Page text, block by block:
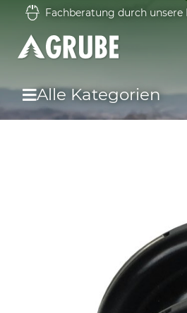
Fachberatung durch unsere
Alle Kategorien